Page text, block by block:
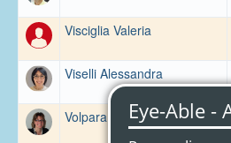
Visciglia Valeria
Viselli Alessandra
Volpara Cinzia